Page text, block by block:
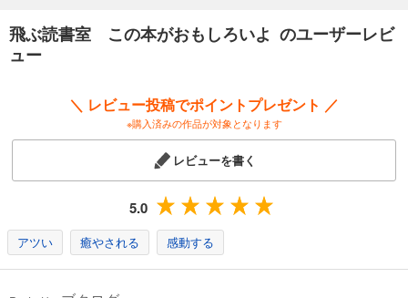
飛ぶ読書室 この本がおもしろいよ のユーザーレビ
ュー
＼ レビュー投稿でポイントプレゼント ／
※購入済みの作品が対象となります
レビューを書く
5.0
アツい 癒やされる 感動する